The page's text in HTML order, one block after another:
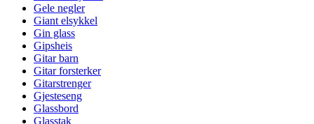
Gele negler
Giant elsykkel
Gin glass
Gipsheis
Gitar barn
Gitar forsterker
Gitarstrenger
Gjesteseng
Glassbord
Glasstak